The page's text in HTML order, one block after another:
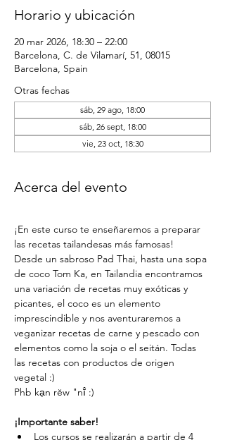
Horario y ubicación
20 mar 2026, 18:30 – 22:00
Barcelona, C. de Vilamarí, 51, 08015
Barcelona, Spain
Otras fechas
sáb, 29 ago, 18:00
sáb, 26 sept, 18:00
vie, 23 oct, 18:30
Acerca del evento
¡En este curso te enseñaremos a preparar
las recetas tailandesas más famosas!
Desde un sabroso Pad Thai, hasta una sopa
de coco Tom Ka, en Tailandia encontramos
una variación de recetas muy exóticas y
picantes, el coco es un elemento
imprescindible y nos aventuraremos a
veganizar recetas de carne y pescado con
elementos como la soja o el seitán. Todas
las recetas con productos de origen
vegetal :)
Phb kạn rĕw "nī̂ :)
¡Importante saber!
Los cursos se realizarán a partir de 4